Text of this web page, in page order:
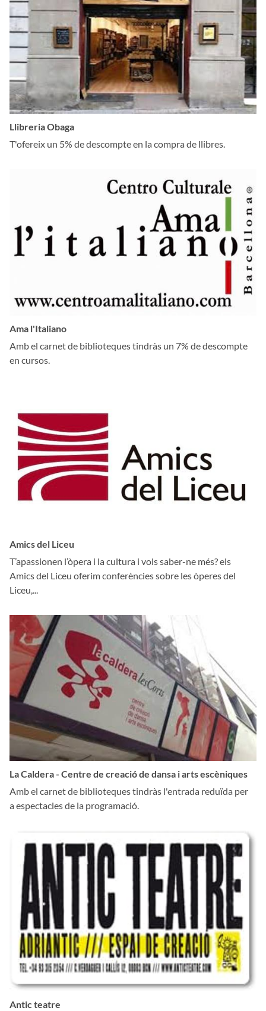
Llibreria Obaga
T'ofereix un 5% de descompte en la compra de llibres.
Ama l'Italiano
Amb el carnet de biblioteques tindràs un 7% de descompte
en cursos.
Amics del Liceu
T’apassionen l’òpera i la cultura i vols saber-ne més? els
Amics del Liceu oferim conferències sobre les òperes del
Liceu,...
La Caldera - Centre de creació de dansa i arts escèniques
Amb el carnet de biblioteques tindràs l'entrada reduïda per
a espectacles de la programació.
Antic teatre